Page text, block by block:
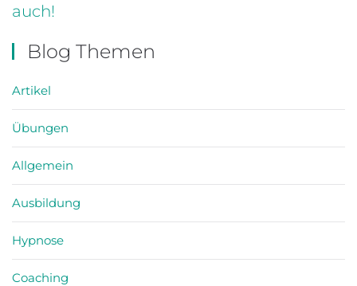
auch!
Blog Themen
Artikel
Übungen
Allgemein
Ausbildung
Hypnose
Coaching